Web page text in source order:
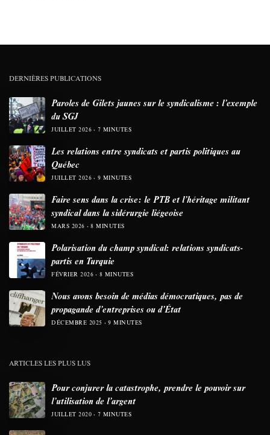
DERNIÈRES PUBLICATIONS
Paroles de Gilets jaunes sur le syndicalisme : l’exemple
du SGJ
JUILLET 2026 7 MINUTES
Les relations entre syndicats et partis politiques au
Québec
JUILLET 2026 9 MINUTES
Faire sens dans la crise: le PTB et l’héritage militant
syndical dans la sidérurgie liégeoise
MARS 2026 8 MINUTES
Polarisation du champ syndical: relations syndicats-
partis en Turquie
FÉVRIER 2026 8 MINUTES
Nous avons besoin de médias démocratiques, pas de
propagande d’entreprises ou d’État
DÉCEMBRE 2025 9 MINUTES
ARTICLES LES PLUS LUS
Pour conjurer la catastrophe, prendre le pouvoir sur
l’utilisation de l’argent
JUILLET 2020 7 MINUTES